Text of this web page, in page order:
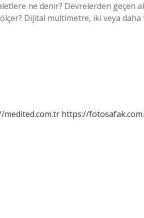
ne denir? Devrelerden geçen
Dijital multimetre, iki veya
medited.com.tr https://